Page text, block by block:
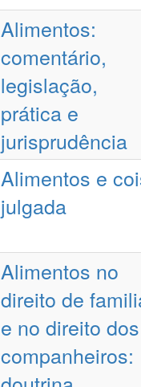
Alimentos:
comentário,
legislação,
prática e
jurisprudência
Alimentos e
julgada
Alimentos no
direito de
e no direito dos
companheiros: